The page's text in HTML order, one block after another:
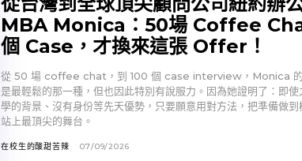
MBA Monica：50場 Coffee
個 Case，才換來這張 Offer！
從 50 場 coffee chat，到 100 個 case interview，Monica 的
是最輕鬆的那一種，但也因此特別有說服力。因為她證明了：即
學的背景、沒有身份等先天優勢，只要願意用對方法，把準備做
站上最頂尖的舞台。
在校生的酸甜苦辣 07/09/2026